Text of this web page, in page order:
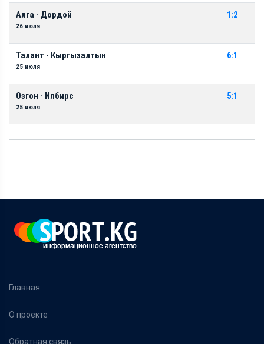
Алга - Дордой
26 июля
1:2
Талант - Кыргызалтын
25 июля
6:1
Озгон - Илбирс
25 июля
5:1
Главная
О проекте
Обратная связь